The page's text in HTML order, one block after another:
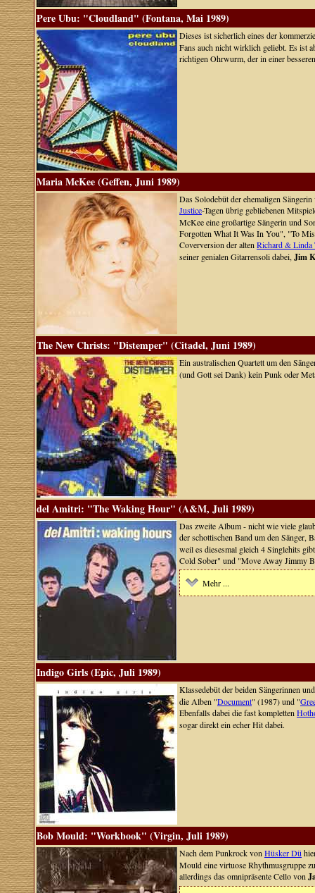
Pere Ubu: "Cloudland" (Fontana, Mai 1989)
Dieses ist sicherlich eines der
Fans auch nicht wirklich geliebt. Es ist
richtigen Ohrwurm, der in einer
Maria McKee (Geffen, Juni 1989)
Das Solodebüt der ehemaligen
Justice-Tagen übrig gebliebenen
McKee eine großartige Sängerin und
Forgotten What It Was In You", "To
Coverversion der alten Richard & Linda
seiner genialen Gitarrensoli dabei, Jim
The New Christs: "Distemper" (Citadel, Juni 1989)
Ein australischen Quartett um den
(und Gott sei Dank) kein Punk oder
del Amitri: "The Waking Hour" (A&M, Juli 1989)
Das zweite Album - nicht wie viele
der schottischen Band um den Sänger,
weil es diesesmal gleich 4 Singlehits
Cold Sober" und "Move Away Jimmy
Mehr ...
Indigo Girls (Epic, Juli 1989)
Klassedebüt der beiden Sängerinnen
die Alben "Document" (1987) und "
Ebenfalls dabei die fast kompletten
sogar direkt ein echer Hit dabei.
Bob Mould: "Workbook" (Virgin, Juli 1989)
Nach dem Punkrock von Hüsker Dü
Mould eine virtuose Rhythmusgruppe
allerdings das omnipräsente Cello von